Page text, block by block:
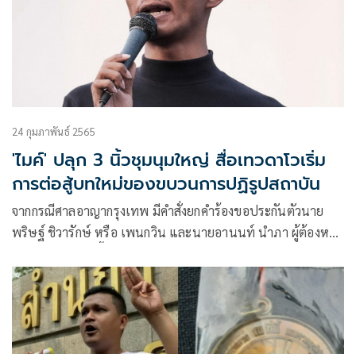
24 กุมภาพันธ์ 2565
'ไมค์' ปลุก 3 นิ้วชุมนุมใหญ่ สื่อเทวดาโวเริ่ม
การต่อสู้บทใหม่ของขบวนการปฏิรูปสถาบัน
จากกรณีศาลอาญากรุงเทพ มีคำสั่งยกคำร้องขอประกันตัวนาย
พริษฐ์ ชิวารักษ์ หรือ เพนกวิน และนายอานนท์ นำภา ผู้ต้องหา
ราษฎรประสงค์ เป็นจำนวน 10 ล้านบาทเมื่อคืนวันที่ 22
กุมภาพันธ์ที่ผ่านมา